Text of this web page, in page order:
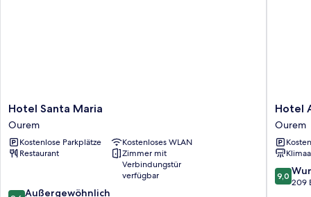
Hotel
Santa
Maria
Ourem
Hotel Santa Maria
Ourem
Kostenlose Parkplätze
Kostenloses WLAN
Restaurant
Zimmer mit
Verbindungstür
verfügbar
9.6 Außergewöhnlich
Hotel
by
RIDAN
Hotels
Ourem
Hotel
Ourem
9.0
von
9,0
209